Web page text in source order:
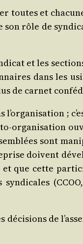
et
rôle de
et les
dans les
de car­net
l’or­ga­ni­sa­tion
orga­ni­sa­tion
sont
doivent
cette
(CCOO,
de